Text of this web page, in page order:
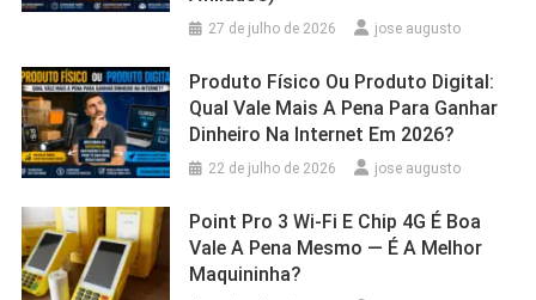
27 de julho de 2026 jose augusto
Produto Físico Ou Produto Digital:
Qual Vale Mais A Pena Para Ganhar
Dinheiro Na Internet Em 2026?
22 de julho de 2026 jose augusto
Point Pro 3 Wi‑Fi E Chip 4G É Boa
Vale A Pena Mesmo — É A Melhor
Maquininha?